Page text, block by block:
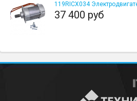
119RICX034
37 400 руб